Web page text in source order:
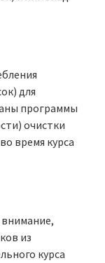
для
программы
очистки
время курса
внимание,
из
курса